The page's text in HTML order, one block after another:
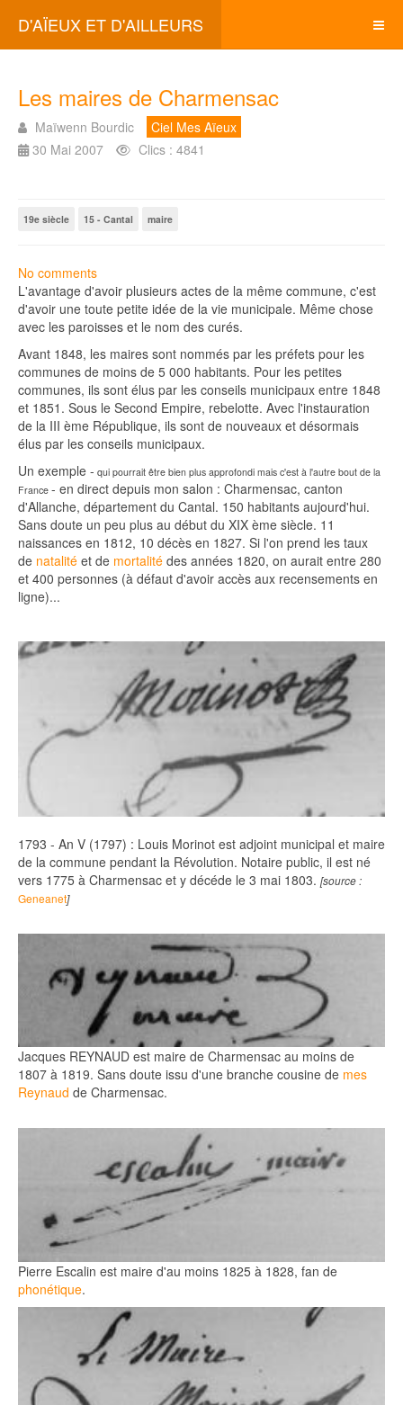
D'AÏEUX ET D'AILLEURS
Les maires de Charmensac
Maïwenn Bourdic
Ciel Mes Aïeux
30 Mai 2007
Clics : 4841
19e siècle 15 - Cantal maire
No comments
L'avantage d'avoir plusieurs actes de la même commune, c'est
d'avoir une toute petite idée de la vie municipale. Même chose
avec les paroisses et le nom des curés.
Avant 1848, les maires sont nommés par les préfets pour les
communes de moins de 5 000 habitants. Pour les petites
communes, ils sont élus par les conseils municipaux entre 1848
et 1851. Sous le Second Empire, rebelotte. Avec l'instauration
de la III ème République, ils sont de nouveaux et désormais
élus par les conseils municipaux.
Un exemple - qui pourrait être bien plus approfondi mais c'est à l'autre bout de la
France - en direct depuis mon salon : Charmensac, canton
d'Allanche, département du Cantal. 150 habitants aujourd'hui.
Sans doute un peu plus au début du XIX ème siècle. 11
naissances en 1812, 10 décès en 1827. Si l'on prend les taux
de natalité et de mortalité des années 1820, on aurait entre 280
et 400 personnes (à défaut d'avoir accès aux recensements en
ligne)...
1793 - An V (1797) : Louis Morinot est adjoint municipal et maire
de la commune pendant la Révolution. Notaire public, il est né
vers 1775 à Charmensac et y décéde le 3 mai 1803. [source :
Geneanet]
Jacques REYNAUD est maire de Charmensac au moins de
1807 à 1819. Sans doute issu d'une branche cousine de mes
Reynaud de Charmensac.
Pierre Escalin est maire d'au moins 1825 à 1828, fan de
phonétique.